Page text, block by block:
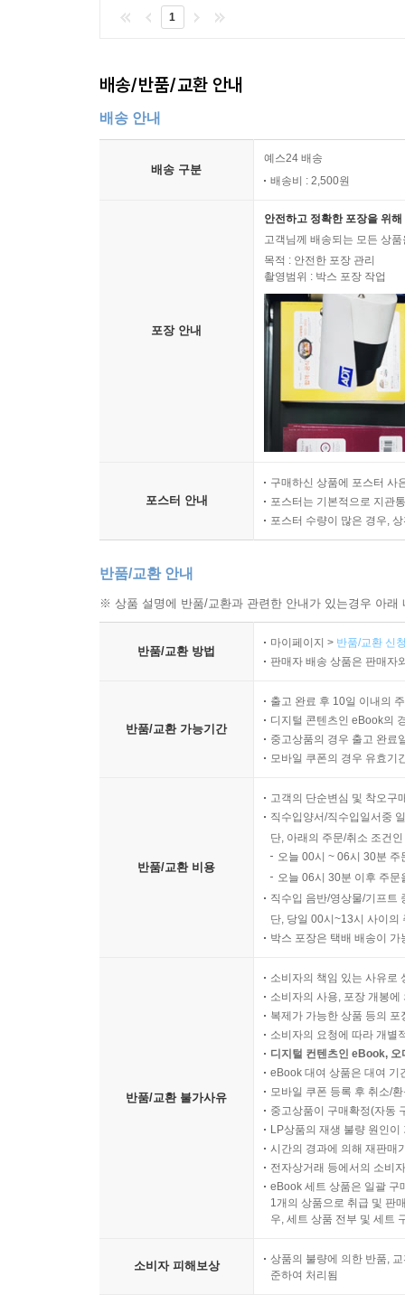
1
배송/반품/교환 안내
배송 안내
배송 구분
예스24 배송
배송비 : 2,500원
포장 안내
안전하고 정확한 포장을 위
고객님께 배송되는 모든 상
목적 : 안전한 포장 관리
촬영범위 : 박스 포장 작업
포스터 안내
구매하신 상품에 포스터 사
포스터는 기본적으로 지관
포스터 수량이 많은 경우,
반품/교환 안내
※ 상품 설명에 반품/교환과 관련한 안내가 있는경우 아
반품/교환 방법
마이페이지 > 반품/교환 신
판매자 배송 상품은 판매자
반품/교환 가능기간
출고 완료 후 10일 이내의
디지털 콘텐츠인 eBook의
중고상품의 경우 출고 완료
모바일 쿠폰의 경우 유효기
반품/교환 비용
고객의 단순변심 및 착오구
직수입양서/직수입일서중
단, 아래의 주문/취소 조건
오늘 00시 ~ 06시 30분
오늘 06시 30분 이후 주
직수입 음반/영상물/기프트
단, 당일 00시~13시 사이의
박스 포장은 택배 배송이
반품/교환 불가사유
소비자의 책임 있는 사유로
소비자의 사용, 포장 개봉
복제가 가능한 상품 등의
소비자의 요청에 따라 개별
디지털 컨텐츠인 eBook,
eBook 대여 상품은 대여 기
모바일 쿠폰 등록 후 취소/
중고상품이 구매확정(자동
LP상품의 재생 불량 원인
시간의 경과에 의해 재판매
전자상거래 등에서의 소비
eBook 세트 상품은 일괄 구
1개의 상품으로 취급 및 판
우, 세트 상품 전부 및 세트
소비자 피해보상
상품의 불량에 의한 반품,
준하여 처리됨